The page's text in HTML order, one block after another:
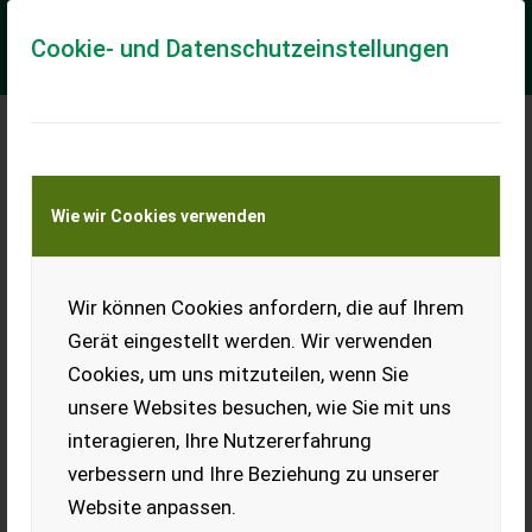
Cookie- und Datenschutzeinstellungen
Wie wir Cookies verwenden
Wir können Cookies anfordern, die auf Ihrem
Gerät eingestellt werden. Wir verwenden
Cookies, um uns mitzuteilen, wenn Sie
unsere Websites besuchen, wie Sie mit uns
interagieren, Ihre Nutzererfahrung
verbessern und Ihre Beziehung zu unserer
Website anpassen.
Meine Transportkostenanfrage
Transport von Land- und Baumaschinen –
KEINE Tiertransporte
Husqvarna 580 BTS
Rückentragbares
Blasgerät
Starkes
Rückentragbares
Blasgerät